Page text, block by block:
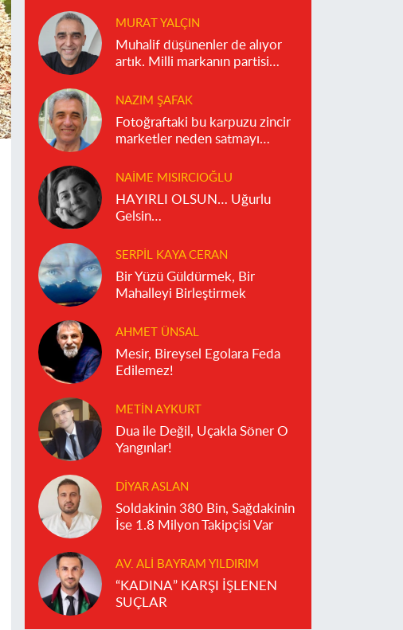
MURAT YALÇIN
Muhalif düşünenler de alıyor
artık. Milli markanın partisi
NAZIM ŞAFAK
Fotoğraftaki bu karpuzu zincir
marketler neden satmayı
NAIME MISIRCIOĞLU
HAYIRLI OLSUN… Uğurlu
Gelsin…
SERPIL KAYA CERAN
Bir Yüzü Güldürmek, Bir
Mahalleyi Birleştirmek
AHMET ÜNSAL
Mesir, Bireysel Egolara Feda
Edilemez!
METIN AYKURT
Dua ile Değil, Uçakla Söner O
Yangınlar!
DIYAR ASLAN
Soldakinin 380 Bin, Sağdakinin
İse 1.8 Milyon Takipçisi Var
AV. ALI BAYRAM YILDIRIM
“KADINA” KARŞI İŞLENEN
SUÇLAR